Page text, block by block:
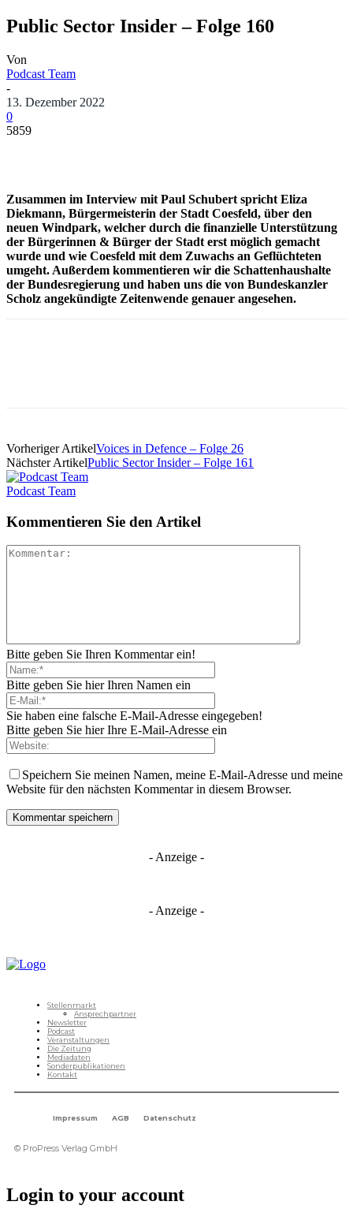
Public Sector Insider – Folge 160
Von
Podcast Team
-
13. Dezember 2022
0
5859
Zusammen im Interview mit Paul Schubert spricht Eliza
Diekmann, Bürgermeisterin der Stadt Coesfeld, über den
neuen Windpark, welcher durch die finanzielle Unterstützung
der Bürgerinnen & Bürger der Stadt erst möglich gemacht
wurde und wie Coesfeld mit dem Zuwachs an Geflüchteten
umgeht. Außerdem kommentieren wir die Schattenhaushalte
der Bundesregierung und haben uns die von Bundeskanzler
Scholz angekündigte Zeitenwende genauer angesehen.
Vorheriger ArtikelVoices in Defence – Folge 26
Nächster ArtikelPublic Sector Insider – Folge 161
Podcast Team
Kommentieren Sie den Artikel
Bitte geben Sie Ihren Kommentar ein!
Bitte geben Sie hier Ihren Namen ein
Sie haben eine falsche E-Mail-Adresse eingegeben!
Bitte geben Sie hier Ihre E-Mail-Adresse ein
Speichern Sie meinen Namen, meine E-Mail-Adresse und meine
Website für den nächsten Kommentar in diesem Browser.
- Anzeige -
- Anzeige -
Stellenmarkt
Ansprechpartner
Newsletter
Podcast
Veranstaltungen
Die Zeitung
Mediadaten
Sonderpublikationen
Kontakt
Impressum AGB Datenschutz
© ProPress Verlag GmbH
Login to your account